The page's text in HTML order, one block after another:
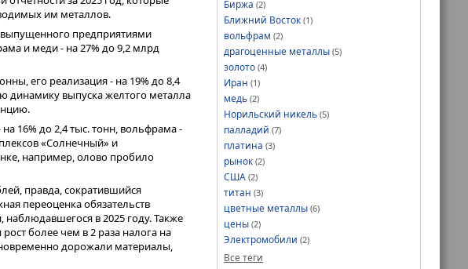
им металлов.
выпущенного предприятиями
и меди - на 27% до 9,2 млрд
его реализация - на 19% до 8,4
динамику выпуска желтого металла
16% до 2,4 тыс. тонн, вольфрама -
«Солнечный» и
например, олово пробило
правда, сократившийся
переоценка обязательств
наблюдавшегося в 2025 году. Также
более чем в 2 раза налога на
дорожали материалы,
Биржа (2)
Ближний Восток (1)
вольфрам (2)
драгоценные металлы (5)
золото (4)
Иран (1)
медь (2)
Норильский никель (5)
палладий (7)
платина (3)
рынок (2)
США (2)
титан (3)
цветные металлы (6)
цены (2)
Электромобили (2)
Все теги